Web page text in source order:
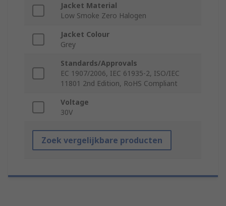
Jacket Material
Low Smoke Zero Halogen
Jacket Colour
Grey
Standards/Approvals
EC 1907/2006, IEC 61935-2, ISO/IEC
11801 2nd Edition, RoHS Compliant
Voltage
30V
Zoek vergelijkbare producten